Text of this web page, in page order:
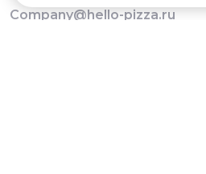
Company@hello-pizza.ru